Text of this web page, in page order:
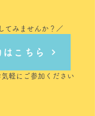
てみませんか？／
こちら
軽にご参加ください